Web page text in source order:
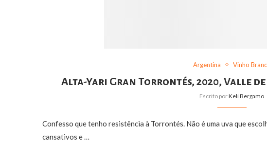
Argentina Vinho
Alta-Yari Gran Torrontés, 2020, Valle
Escrito porKeli Bergamo
Confesso que tenho resistência à Torrontés. Não é uma uva que
cansativos e …